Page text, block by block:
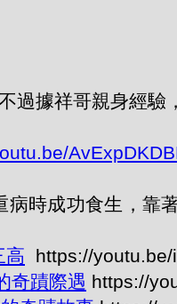
過據祥哥親身經
病時成功食生，靠
高 https://
奇蹟際遇 https://